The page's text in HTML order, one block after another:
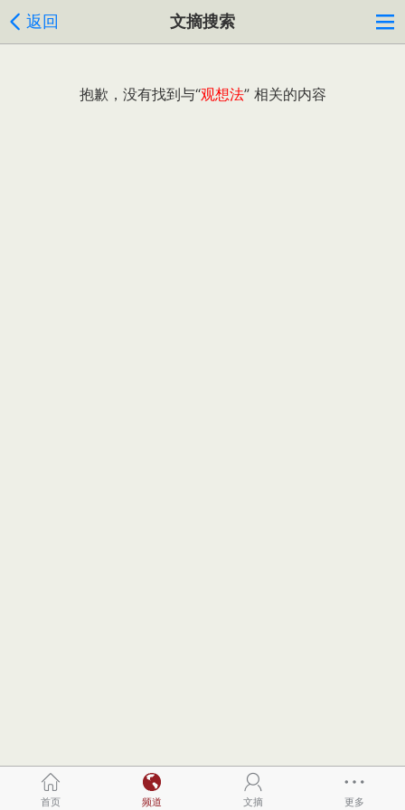
返回 文摘搜索
抱歉，没有找到与“观想法” 相关的内容
首页 频道 文摘 更多